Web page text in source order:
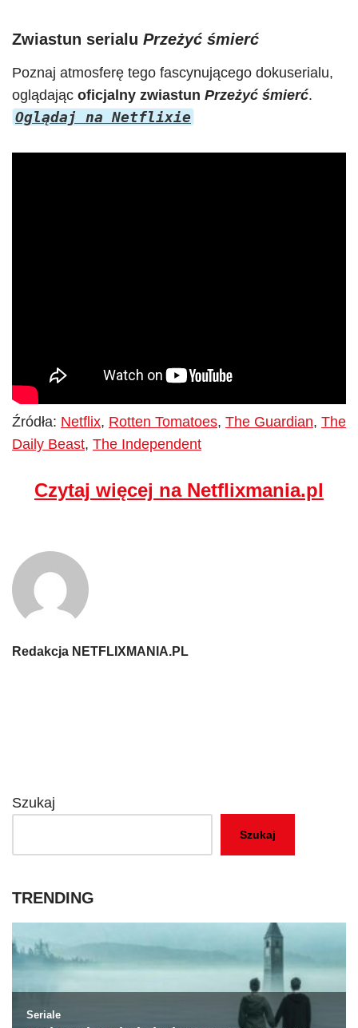
Zwiastun serialu Przeżyć śmierć
Poznaj atmosferę tego fascynującego dokuserialu,
oglądając oficjalny zwiastun Przeżyć śmierć.
Oglądaj na Netflixie
Źródła: Netflix, Rotten Tomatoes, The Guardian, The
Daily Beast, The Independent
Czytaj więcej na Netflixmania.pl
Redakcja NETFLIXMANIA.PL
Szukaj
Szukaj
TRENDING